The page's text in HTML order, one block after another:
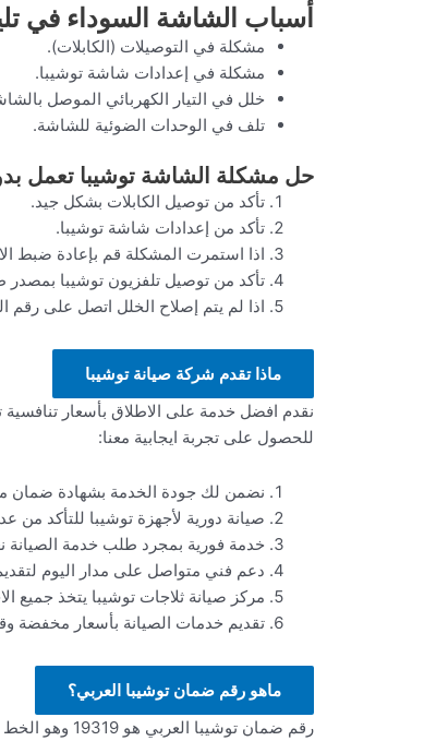
أسباب الشاشة السوداء في
مشكلة في التوصيلات (الكابلات).
مشكلة في إعدادات شاشة توشيبا.
خلل في التيار الكهربائي الموصل
تلف في الوحدات الضوئية للشاشة.
حل مشكلة الشاشة توشيبا تعمل
تأكد من توصيل الكابلات بشكل جيد.
تأكد من إعدادات شاشة توشيبا.
اذا استمرت المشكلة قم بإعادة ضبط
تأكد من توصيل تلفزيون توشيبا
اذا لم يتم إصلاح الخلل اتصل على رقم
ماذا تقدم شركة صيانة توشيبا
للحصول على تجربة ايجابية معنا:
نضمن لك جودة الخدمة بشهادة ضمان
صيانة دورية لأجهزة توشيبا للتأكد
خدمة فورية بمجرد طلب خدمة الصيانة
دعم فني متواصل على مدار اليوم
مركز صيانة ثلاجات توشيبا يتخذ جميع
تقديم خدمات الصيانة بأسعار مخفضة
ماهو رقم ضمان توشيبا العربي؟
رقم ضمان